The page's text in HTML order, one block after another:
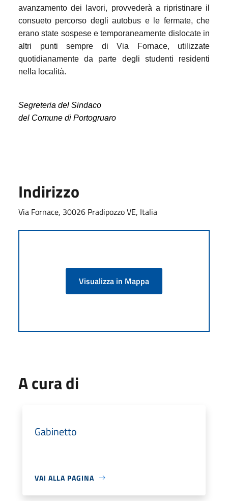
avanzamento dei lavori, provvederà a ripristinare il
consueto percorso degli autobus e le fermate, che
erano state sospese e temporaneamente dislocate in
altri punti sempre di Via Fornace, utilizzate
quotidianamente da parte degli studenti residenti
nella località.
Segreteria del Sindaco
del Comune di Portogruaro
Indirizzo
Via Fornace, 30026 Pradipozzo VE, Italia
Visualizza in Mappa
A cura di
Gabinetto
VAI ALLA PAGINA